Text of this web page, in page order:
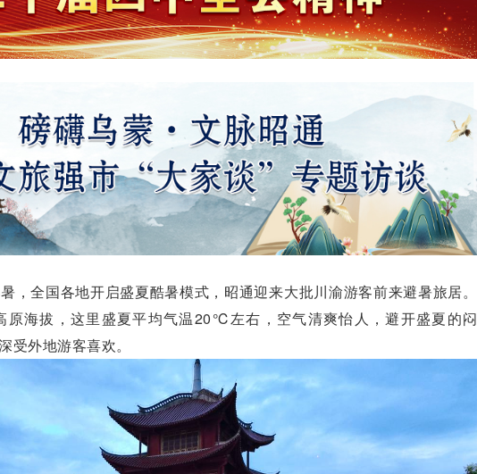
，全国各地开启盛夏酷暑模式，昭通迎来大批川渝游客前来避暑旅居。
原海拔，这里盛夏平均气温20℃左右，空气清爽怡人，避开盛夏的闷
受外地游客喜欢。